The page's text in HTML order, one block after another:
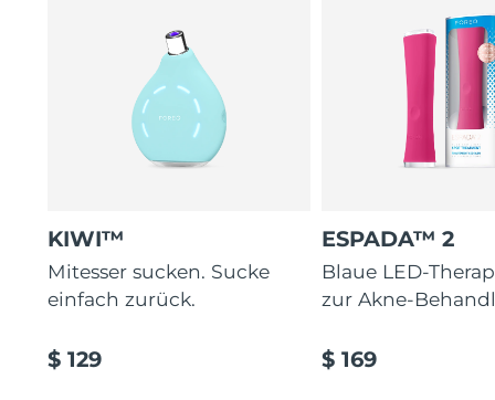
Haut, als Schutzbarriere gegen Feuchtigkeitsverlust.
Vegan, 79 % natürlich, nicht komedogen – die perfekte
Make-up-Basis für ölige, zu Unreinheiten neigende
KIWI™
Mitesser sucken. Sucke
einfach zurück.
$ 129
ESPADA™ 2
Blaue LED-
zur Akne-
$ 169